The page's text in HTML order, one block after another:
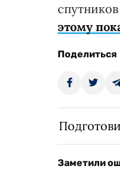
этому
Поделиться
Заметили